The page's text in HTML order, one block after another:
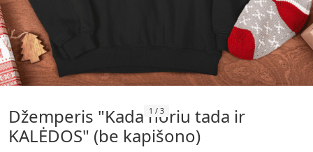
1 / 3
Džemperis "Kada noriu tada ir
KALĖDOS" (be kapišono)